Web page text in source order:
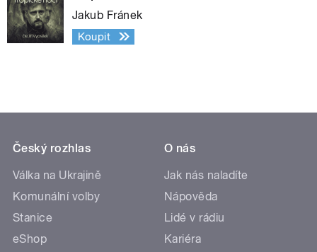
Jakub Fránek
Koupit
Český rozhlas
Válka na Ukrajině
Komunální volby
Stanice
eShop
O nás
Jak nás naladíte
Nápověda
Lidé v rádiu
Kariéra